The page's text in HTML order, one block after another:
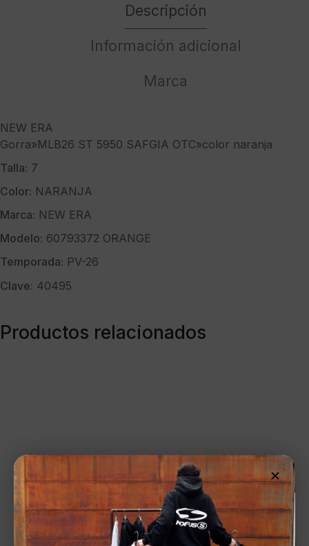
Descripción
Información adicional
Marca
NEW ERA
Gorra»MLB26 ST 5950 SAFGIA OTC»color naranja
Talla: 7
Color: NARANJA
Marca: NEW ERA
Modelo: 60793372 ORANGE
Temporada: PV-26
Clave: 40495
Productos relacionados
×